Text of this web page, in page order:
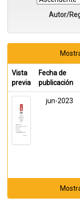
Autor/
Vista
previa
Fecha de
publicación
jun-2023